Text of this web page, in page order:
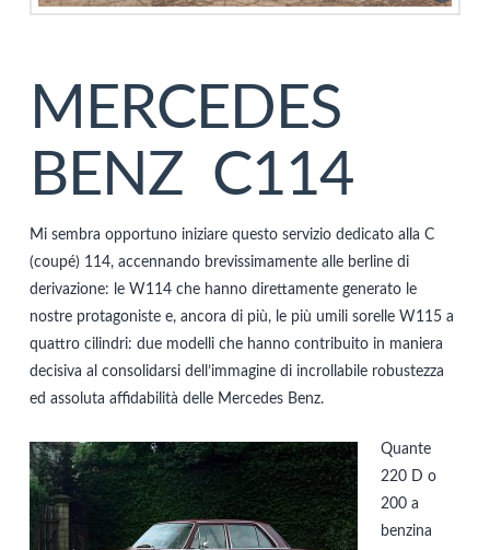
MERCEDES
BENZ C114
Mi sembra opportuno iniziare questo servizio dedicato alla C
(coupé) 114, accennando brevissimamente alle berline di
derivazione: le W114 che hanno direttamente generato le
nostre protagoniste e, ancora di più, le più umili sorelle W115 a
quattro cilindri: due modelli che hanno contribuito in maniera
decisiva al consolidarsi dell’immagine di incrollabile robustezza
ed assoluta affidabilità delle Mercedes Benz.
Quante
220 D o
200 a
benzina